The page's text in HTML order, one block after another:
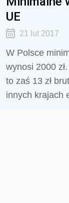
UE
21 lut 2017
W Polsce
wynosi 2000
to zaś 13 zł
innych krajach